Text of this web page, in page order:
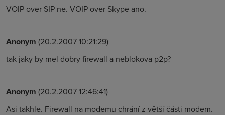
VOIP over SIP ne. VOIP over Skype ano.
Anonym (20.2.2007 10:21:29)
tak jaky by mel dobry firewall a neblokova p2p?
Anonym (20.2.2007 12:46:41)
Asi takhle. Firewall na modemu chrání z větší části modem.